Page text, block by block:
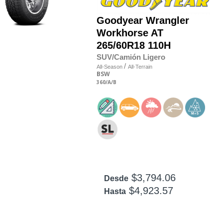
Goodyear Wrangler
Workhorse AT
265/60R18 110H
SUV/Camión Ligero
All-Season / All-Terrain
BSW
360/A/B
Desde $3,794.06
Hasta $4,923.57